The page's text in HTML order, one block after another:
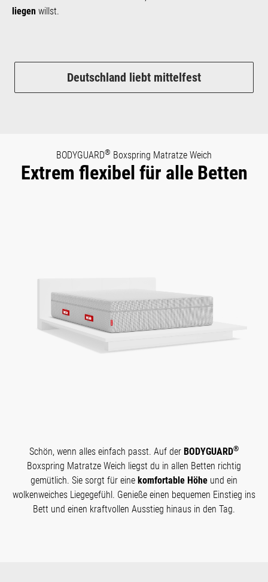
liegen willst.
Deutschland liebt mittelfest
BODYGUARD® Boxspring Matratze Weich
Extrem flexibel für alle Betten
Schön, wenn alles einfach passt. Auf der BODYGUARD®
Boxspring Matratze Weich liegst du in allen Betten richtig
gemütlich. Sie sorgt für eine komfortable Höhe und ein
wolkenweiches Liegegefühl. Genieße einen bequemen Einstieg ins
Bett und einen kraftvollen Ausstieg hinaus in den Tag.